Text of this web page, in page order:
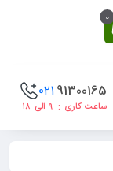
0
91300165
021
ساعت کاری : ۹ الی ۱۸